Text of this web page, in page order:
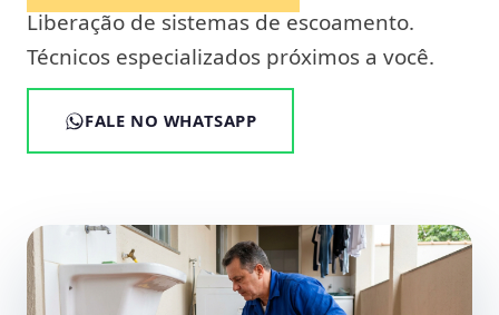
Liberação de sistemas de escoamento.
Técnicos especializados próximos a você.
FALE NO WHATSAPP